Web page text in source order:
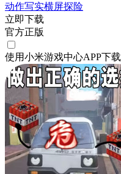
动作写实横屏探险
立即下载
官方正版
使用小米游戏中心APP下载